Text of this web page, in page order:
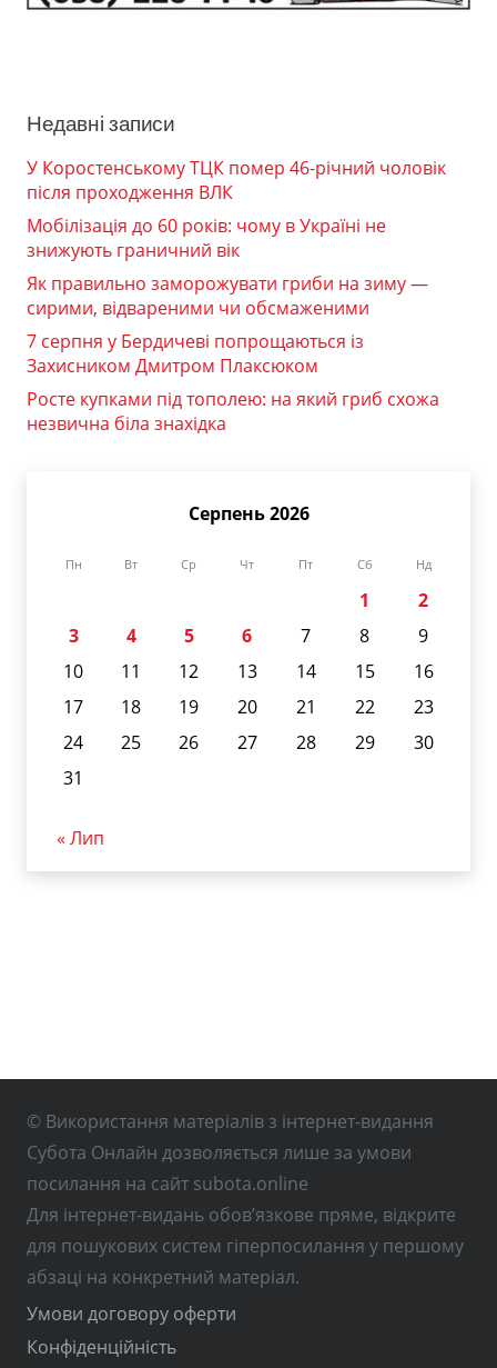
Недавні записи
У Коростенському ТЦК помер 46-річний чоловік
після проходження ВЛК
Мобілізація до 60 років: чому в Україні не
знижують граничний вік
Як правильно заморожувати гриби на зиму —
сирими, відвареними чи обсмаженими
7 серпня у Бердичеві попрощаються із
Захисником Дмитром Плаксюком
Росте купками під тополею: на який гриб схожа
незвична біла знахідка
Серпень 2026
Пн Вт Ср Чт Пт Сб Нд
1
2
3
4 5 6 7 8
9
10
11 12 13 14 15
16
17
18 19 20 21 22
23
24
25 26 27 28 29
30
31
« Лип
© Використання матеріалів з інтернет-видання
Субота Онлайн дозволяється лише за умови
посилання на сайт subota.online
Для інтернет-видань обов’язкове пряме, відкрите
для пошукових систем гіперпосилання у першому
абзаці на конкретний матеріал.
Умови договору оферти
Конфіденційність